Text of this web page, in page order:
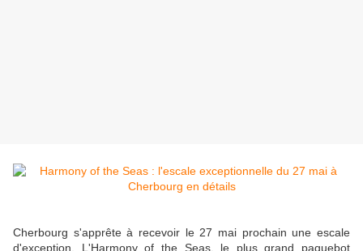
Cherbourg s'apprête à recevoir le 27 mai prochain une escale
d'exception. L'Harmony of the Seas, le plus grand paquebot